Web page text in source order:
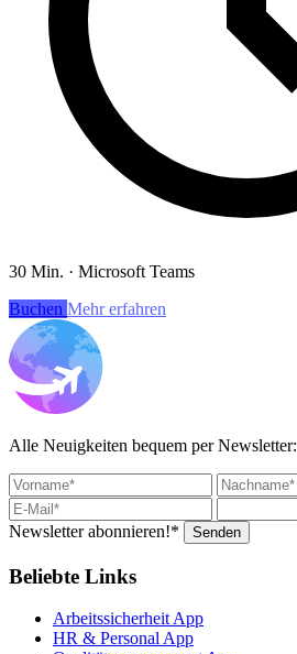
30 Min. · Microsoft Teams
Buchen Mehr erfahren
Alle Neuigkeiten bequem per Newsletter:
Newsletter abonnieren!*
Senden
Beliebte Links
Arbeitssicherheit App
HR & Personal App